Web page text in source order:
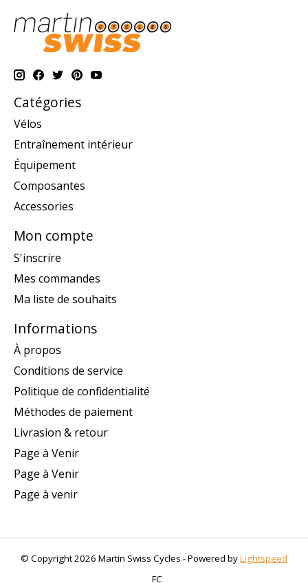
Catégories
Vélos
Entraînement intérieur
Équipement
Composantes
Accessories
Mon compte
S'inscrire
Mes commandes
Ma liste de souhaits
Informations
À propos
Conditions de service
Politique de confidentialité
Méthodes de paiement
Livrasion & retour
Page à Venir
Page à Venir
Page à venir
© Copyright 2026 Martin Swiss Cycles - Powered byLightspeed
FC